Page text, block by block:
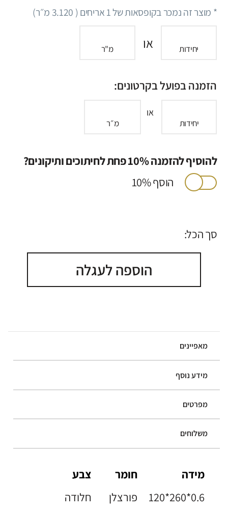
* מוצר זה נמכר בקופסאות של1אריחים ( 3.120מ״ר)
יחידות או מ"ר
הזמנה בפועל בקרטונים:
יחידות
או
מ״ר
להוסיף להזמנה 10% פחת לחיתוכים ותיקונים?
הוסף 10%
סך הכל:
הוספה לעגלה
מאפיינים
מידע נוסף
מפרטים
משלוחים
מידה
120*260*0.6
חומר
פורצלן
צבע
חלודה